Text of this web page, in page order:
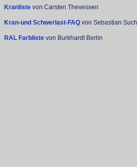
Kranliste von Carsten Thevessen
Kran-und Schwerlast-FAQ von Sebastian
RAL Farbliste von Burkhardt Berlin